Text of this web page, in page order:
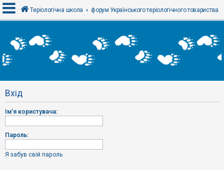
х
і
Р
є
т
р
а
і
Теріологічна школа форум Українського теріологічного товариства
Вхід
Ім'я користувача:
Пароль:
Я забув свій пароль